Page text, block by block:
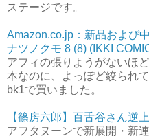
ステージです。
Amazon.co.jp：新品および
ナツノクモ 8 (8) (IKKI
アフィの張りようがないほ
本なのに、よっぽど絞られ
bk1で買いました。
【篠房六郎】百舌谷さん逆
アフタヌーンで新展開・新